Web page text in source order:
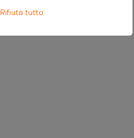
Rifiuta tutto